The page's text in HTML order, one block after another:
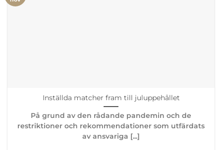
Inställda matcher fram till juluppehållet
På grund av den rådande pandemin och de
restriktioner och rekommendationer som utfärdats
av ansvariga [...]